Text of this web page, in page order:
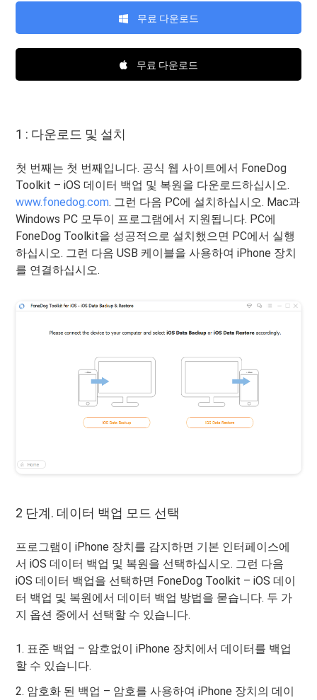
무료 다운로드
무료 다운로드
1 : 다운로드 및 설치
첫 번째는 첫 번째입니다. 공식 웹 사이트에서 FoneDog
Toolkit – iOS 데이터 백업 및 복원을 다운로드하십시오.
www.fonedog.com. 그런 다음 PC에 설치하십시오. Mac과
Windows PC 모두이 프로그램에서 지원됩니다. PC에
FoneDog Toolkit을 성공적으로 설치했으면 PC에서 실행
하십시오. 그런 다음 USB 케이블을 사용하여 iPhone 장치
를 연결하십시오.
2 단계. 데이터 백업 모드 선택
프로그램이 iPhone 장치를 감지하면 기본 인터페이스에
서 iOS 데이터 백업 및 복원을 선택하십시오. 그런 다음
iOS 데이터 백업을 선택하면 FoneDog Toolkit – iOS 데이
터 백업 및 복원에서 데이터 백업 방법을 묻습니다. 두 가
지 옵션 중에서 선택할 수 있습니다.
1. 표준 백업 – 암호없이 iPhone 장치에서 데이터를 백업
할 수 있습니다.
2. 암호화 된 백업 – 암호를 사용하여 iPhone 장치의 데이